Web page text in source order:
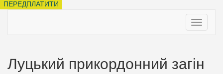
ПЕРЕДПЛАТИТИ
Toggle
Луцький прикордонний загін